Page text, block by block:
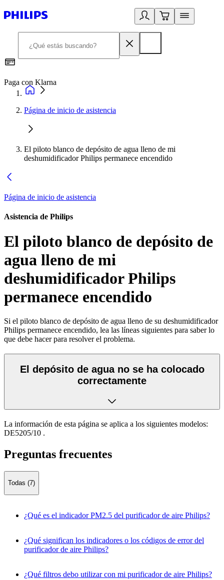
Paga con Klarna
Página de inicio de asistencia
El piloto blanco de depósito de agua lleno de mi
deshumidificador Philips permanece encendido
Página de inicio de asistencia
Asistencia de Philips
El piloto blanco de depósito de
agua lleno de mi
deshumidificador Philips
permanece encendido
Si el piloto blanco de depósito de agua lleno de su deshumidificador
Philips permanece encendido, lea las líneas siguientes para saber lo
que debe hacer para resolver el problema.
El depósito de agua no se ha colocado
correctamente
La información de esta página se aplica a los siguientes modelos:
DE5205/10 .
Preguntas frecuentes
Todas (7)
¿Qué es el indicador PM2.5 del purificador de aire Philips?
¿Qué significan los indicadores o los códigos de error del
purificador de aire Philips?
¿Qué filtros debo utilizar con mi purificador de aire Philips?